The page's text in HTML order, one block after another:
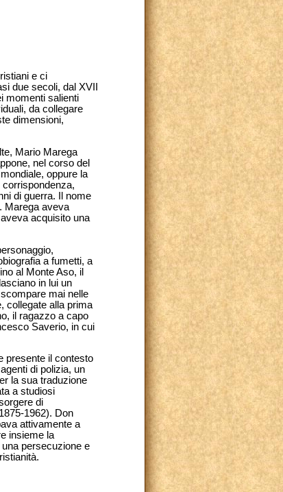
e ci
due secoli, dal XVII
momenti salienti
da collegare
dimensioni,
Mario Marega
nel corso del
oppure la
di guerra. Il nome
Marega aveva
acquisito una
a fumetti, a
al Monte Aso, il
in lui un
mai nelle
collegate alla prima
il ragazzo a capo
Saverio, in cui
presente il contesto
di polizia, un
la sua traduzione
a studiosi
di
1962). Don
attivamente a
insieme la
persecuzione e